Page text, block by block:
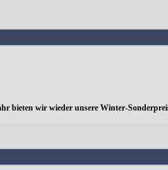
bieten wir wieder unsere Winter-